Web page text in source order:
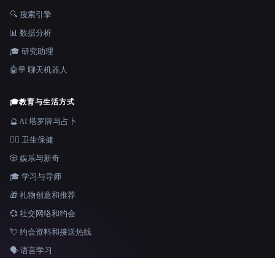
🔍 搜索引擎
📊 数据分析
🎓 研究助理
🤖💬 聊天机器人
🎓教育与生活方式
🔮 AI 塔罗牌与占卜
👩‍⚕️ 卫生保健
🎲 娱乐与新奇
🎓 学习与导师
🎁 礼物创意和推荐
💞 社交网络和约会
💘 约会资料和接送热线
🗣️ 语言学习